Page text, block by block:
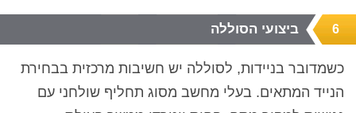
6 ביצועי הסוללה
כשמדובר בניידות, לסוללה יש חשיבות מרכזית בבחירת
הנייד המתאים. בעלי מחשב מסוג תחליף שולחני עם